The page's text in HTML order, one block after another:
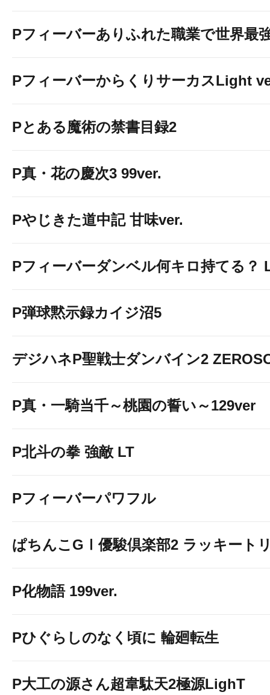
Pフィーバーありふれた職業で世界最
PフィーバーからくりサーカスLight
Pとある魔術の禁書目録2
P真・花の慶次3 99ver.
Pやじきた道中記 甘味ver.
Pフィーバーダンベル何キロ持てる？
P弾球黙示録カイジ沼5
デジハネP聖戦士ダンバイン2
P真・一騎当千～桃園の誓い～129ver
P北斗の拳 強敵 LT
Pフィーバーパワフル
ぱちんこGⅠ優駿倶楽部2 ラッキート
P化物語 199ver.
Pひぐらしのなく頃に 輪廻転生
P大工の源さん超韋駄天2極源LighT